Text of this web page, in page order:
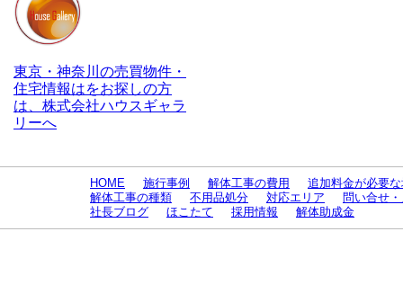
東京・神奈川の売買物件・
住宅情報はをお探しの方
は、株式会社ハウスギャラ
リーへ
HOME 施行事例 解体工事の費用
追加料金が必要
解体工事の種類
不用品処分 対応エリア
問い合せ
社長ブログ
ほこたて 採用情報 解体助成金